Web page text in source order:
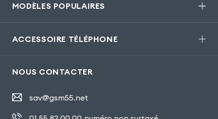
MODÈLES POPULAIRES
ACCESSOIRE TÉLÉPHONE
NOUS CONTACTER
sav@gsm55.net